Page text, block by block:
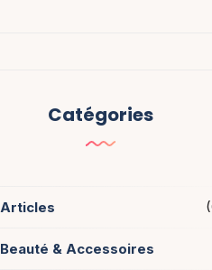
Catégories
Articles
Beauté & Accessoires